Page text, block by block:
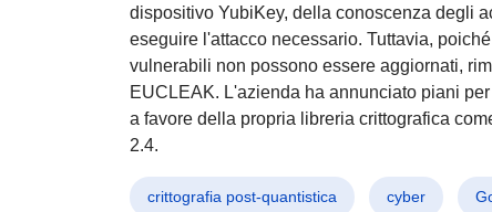
dispositivo YubiKey, della conoscenza degli
eseguire l'attacco necessario. Tuttavia,
vulnerabili non possono essere aggiornati,
EUCLEAK. L'azienda ha annunciato piani
a favore della propria libreria crittografica
2.4.
crittografia post-quantistica cyber